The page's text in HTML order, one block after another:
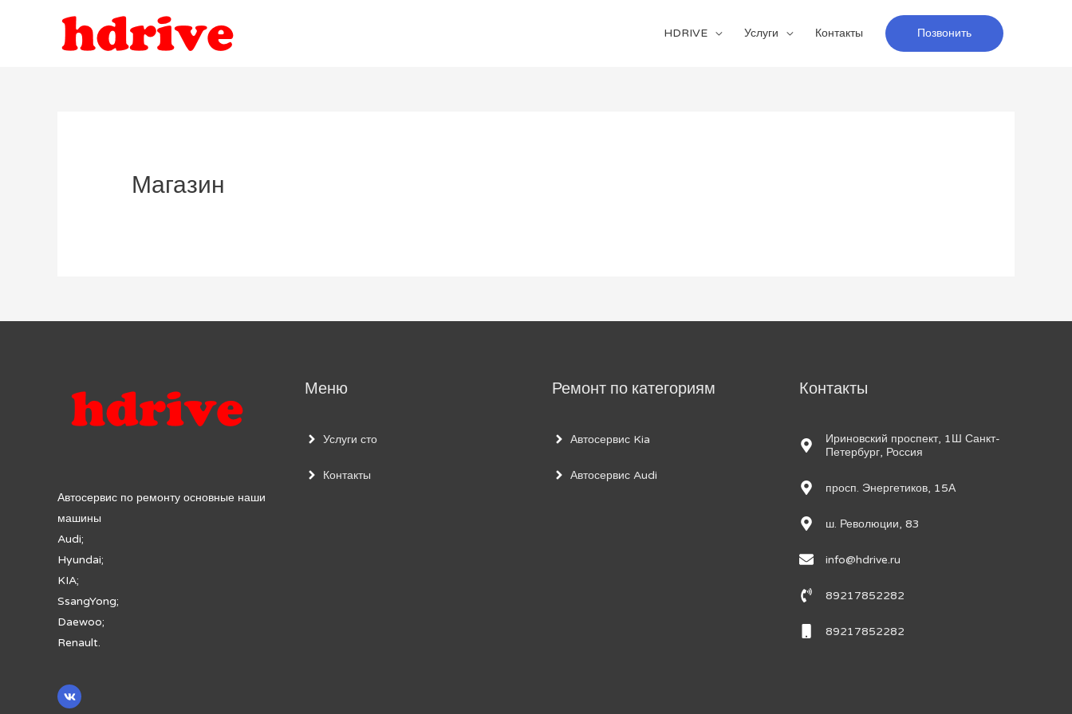
HDRIVE Услуги Контакты Позвонить
Магазин
Автосервис по ремонту основные наши
машины
Audi;
Hyundai;
KIA;
SsangYong;
Daewoo;
Renault.
Меню
Услуги сто
Контакты
Ремонт по категориям
Автосервис Kia
Автосервис Audi
Контакты
Ириновский проспект, 1Ш Санкт-
Петербург, Россия
просп. Энергетиков, 15А
ш. Революции, 83
info@hdrive.ru
89217852282
89217852282